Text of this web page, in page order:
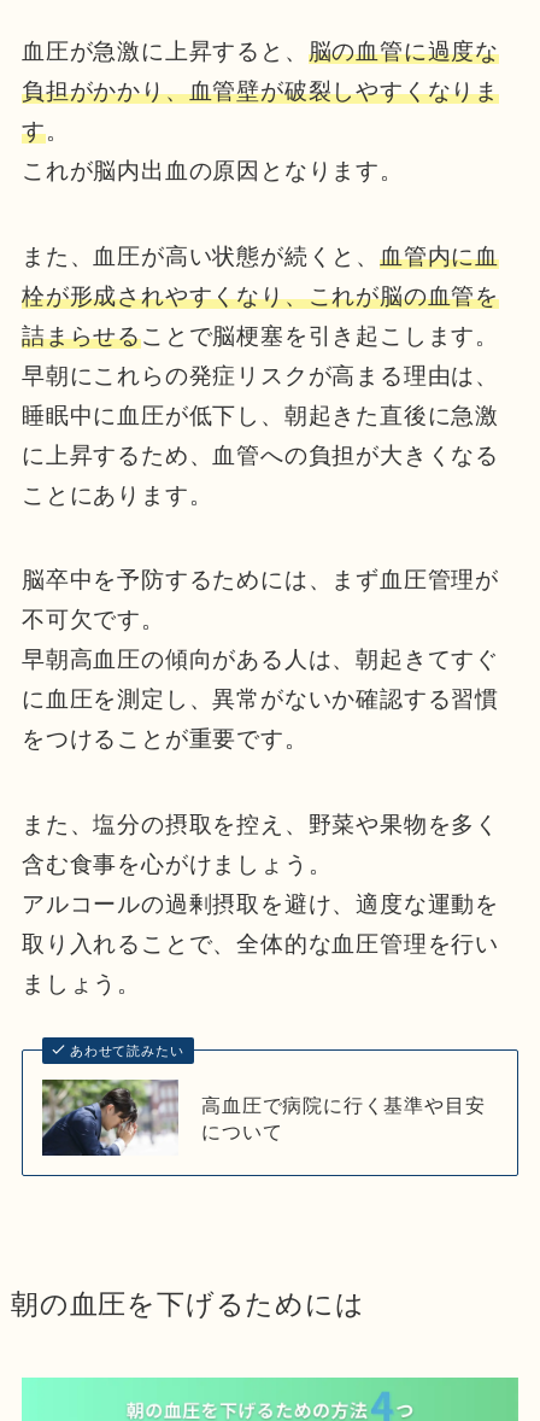
血圧が急激に上昇すると、 脳の血管に過度な
負担がかかり、血管壁が破裂しやすくなりま
す。
これが脳内出血の原因となります。
また、血圧が高い状態が続くと、血管内に血
栓が形成されやすくなり、これが脳の血管を
詰まらせることで脳梗塞を引き起こします。
早朝にこれらの発症リスクが高まる理由は、
睡眠中に血圧が低下し、朝起きた直後に急激
に上昇するため、血管への負担が大きくなる
ことにあります。
脳卒中を予防するためには、まず血圧管理が
不可欠です。
早朝高血圧の傾向がある人は、朝起きてすぐ
に血圧を測定し、異常がないか確認する習慣
をつけることが重要です。
また、塩分の摂取を控え、野菜や果物を多く
含む食事を心がけましょう。
アルコールの過剰摂取を避け、適度な運動を
取り入れることで、全体的な血圧管理を行い
ましょう。
あわせて読みたい
高血圧で病院に行く基準や目安
について
朝の血圧を下げるためには